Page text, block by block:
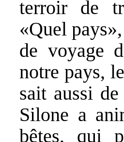
terroir de
«Quel
de voyage
notre pays,
sait aussi
Silone a
bêtes, qui